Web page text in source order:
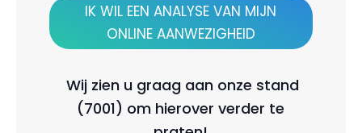
IK WIL EEN ANALYSE VAN MIJN
ONLINE AANWEZIGHEID
Wij zien u graag aan onze stand
(7001) om hierover verder te